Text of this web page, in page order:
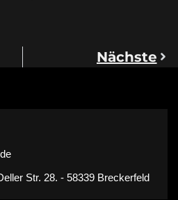
Nächste
Str. 28. - 58339 Breckerfeld